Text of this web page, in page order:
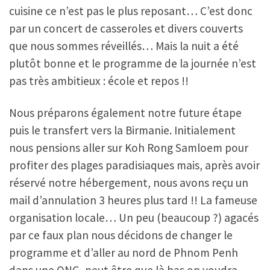
cuisine ce n’est pas le plus reposant… C’est donc
par un concert de casseroles et divers couverts
que nous sommes réveillés… Mais la nuit a été
plutôt bonne et le programme de la journée n’est
pas très ambitieux : école et repos !!
Nous préparons également notre future étape
puis le transfert vers la Birmanie. Initialement
nous pensions aller sur Koh Rong Samloem pour
profiter des plages paradisiaques mais, après avoir
réservé notre hébergement, nous avons reçu un
mail d’annulation 3 heures plus tard !! La fameuse
organisation locale… Un peu (beaucoup ?) agacés
par ce faux plan nous décidons de changer le
programme et d’aller au nord de Phnom Penh